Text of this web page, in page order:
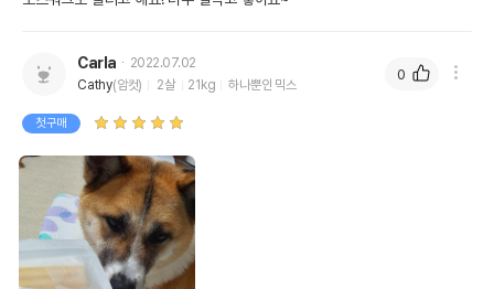
Carla
2022.07.02
Cathy(암컷) 2살 21kg 하나뿐인 믹스
첫구매
0